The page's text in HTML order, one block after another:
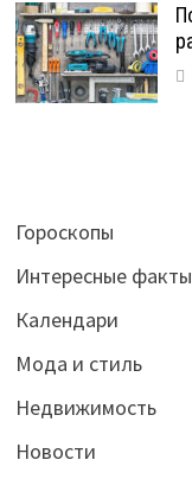
Гороскопы
Интересные факты
Календари
Мода и стиль
Недвижимость
Новости